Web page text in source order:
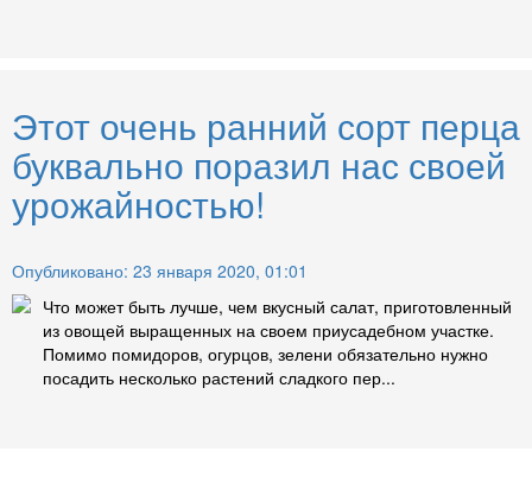
Этот очень ранний сорт перца
буквально поразил нас своей
урожайностью!
Опубликовано: 23 января 2020, 01:01
Что может быть лучше, чем вкусный салат, приготовленный
из овощей выращенных на своем приусадебном участке.
Помимо помидоров, огурцов, зелени обязательно нужно
посадить несколько растений сладкого пер...